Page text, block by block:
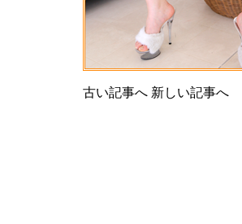
古い記事へ 新しい記事へ